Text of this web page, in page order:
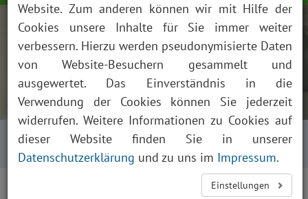
Startseite Über uns Aktuelles
Kalender
Kalender Tagesansicht
Website. Zum anderen können wir mit Hilfe der
Cookies unsere Inhalte für Sie immer weiter
verbessern. Hierzu werden pseudonymisierte Daten
von Website-Besuchern gesammelt und
ausgewertet. Das Einverständnis in die
Verwendung der Cookies können Sie jederzeit
widerrufen. Weitere Informationen zu Cookies auf
dieser Website finden Sie in unserer
Datenschutzerklärung und zu uns im Impressum.
Einstellungen